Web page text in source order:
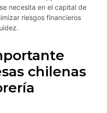
necesita en el capital de
riesgos financieros
chilenas